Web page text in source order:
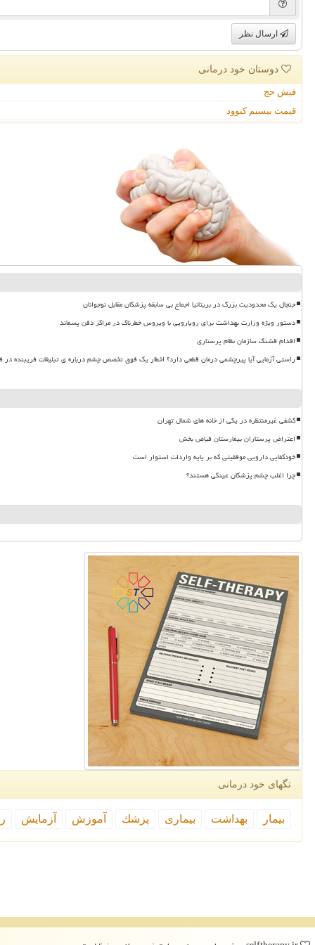
ارسال نظر
دوستان خود درمانی
فیش حج
قیمت بیسیم کنوود
جنجال یک محدودیت بزرگ در بریتانیا اجماع بی سابقه پزشکان مقابل نوجوانان
دستور ویژه وزارت بهداشت برای رویارویی با ویروس خطرناک در مراکز دفن پسماند
اقدام قشنگ سازمان نظام پرستاری
راستی آزمایی آیا پیرچشمی درمان قطعی دارد؟ اخطار یک فوق تخصص چشم درباره ی تبلیغات فریبنده در
کشفی غیرمنتظره در یکی از خانه های شمال تهران
اعتراض پرستاران بیمارستان فیاض بخش
خودکفایی دارویی موفقیتی که بر پایه واردات استوار است
چرا اغلب چشم پزشکان عینکی هستند؟
تگهای خود درمانی
بیمار بهداشت بیماری پزشك آموزش آزمایش